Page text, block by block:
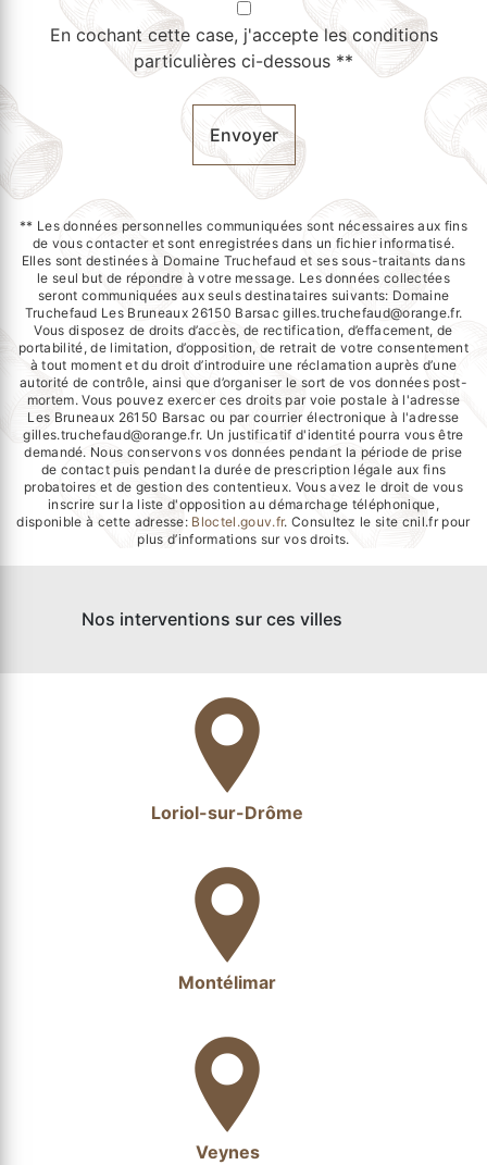
En cochant cette case, j'accepte les conditions
particulières ci-dessous **
Envoyer
** Les données personnelles communiquées sont nécessaires aux fins
de vous contacter et sont enregistrées dans un fichier informatisé.
Elles sont destinées à Domaine Truchefaud et ses sous-traitants dans
le seul but de répondre à votre message. Les données collectées
seront communiquées aux seuls destinataires suivants: Domaine
Truchefaud Les Bruneaux 26150 Barsac gilles.truchefaud@orange.fr.
Vous disposez de droits d’accès, de rectification, d’effacement, de
portabilité, de limitation, d’opposition, de retrait de votre consentement
à tout moment et du droit d’introduire une réclamation auprès d’une
autorité de contrôle, ainsi que d’organiser le sort de vos données post-
mortem. Vous pouvez exercer ces droits par voie postale à l'adresse
Les Bruneaux 26150 Barsac ou par courrier électronique à l'adresse
gilles.truchefaud@orange.fr. Un justificatif d'identité pourra vous être
demandé. Nous conservons vos données pendant la période de prise
de contact puis pendant la durée de prescription légale aux fins
probatoires et de gestion des contentieux. Vous avez le droit de vous
inscrire sur la liste d'opposition au démarchage téléphonique,
disponible à cette adresse: Bloctel.gouv.fr. Consultez le site cnil.fr pour
plus d’informations sur vos droits.
Nos interventions sur ces villes
Loriol-sur-Drôme
Montélimar
Veynes